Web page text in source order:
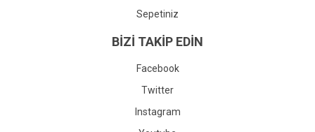
Sepetiniz
BİZİ TAKİP EDİN
Facebook
Twitter
Instagram